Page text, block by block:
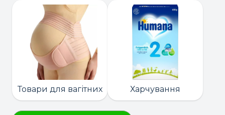
Товари для вагітних Харчування